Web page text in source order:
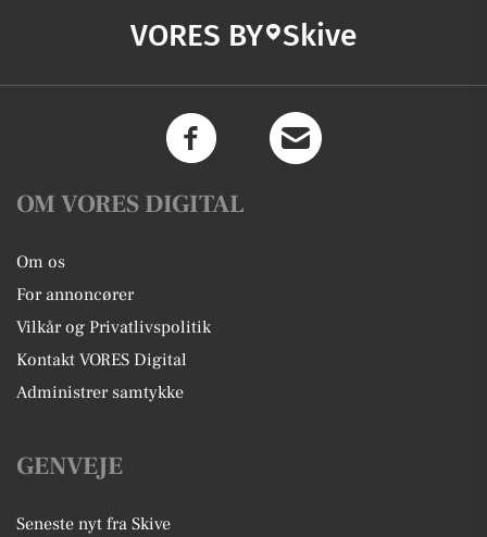
VORES BY Skive
OM VORES DIGITAL
Om os
For annoncører
Vilkår og Privatlivspolitik
Kontakt VORES Digital
Administrer samtykke
GENVEJE
Seneste nyt fra Skive